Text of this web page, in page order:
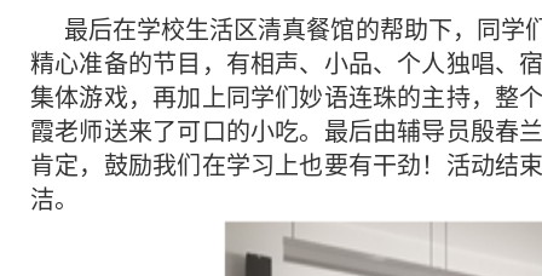
最后在学校生活区清真餐馆的帮助下，同学
精心准备的节目，有相声、小品、个人独唱、
集体游戏，再加上同学们妙语连珠的主持，整
霞老师送来了可口的小吃。最后由辅导员殷春
肯定，鼓励我们在学习上也要有干劲！活动结
洁。